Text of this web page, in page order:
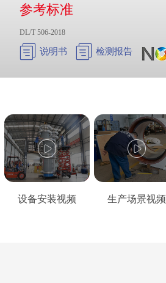
参考标准
DL/T 506-2018
 说明书  检测报告
设备安装视频 生产场景视频